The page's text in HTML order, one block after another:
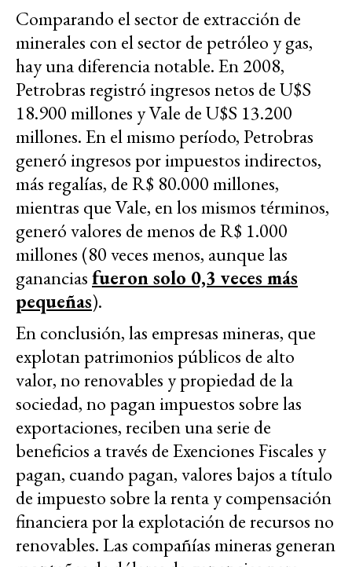
Comparando el sector de extracción de
minerales con el sector de petróleo y gas,
hay una diferencia notable. En 2008,
Petrobras registró ingresos netos de U$S
18.900 millones y Vale de U$S 13.200
millones. En el mismo período, Petrobras
generó ingresos por impuestos indirectos,
más regalías, de R$ 80.000 millones,
mientras que Vale, en los mismos términos,
generó valores de menos de R$ 1.000
millones (80 veces menos, aunque las
gananciasfueron solo 0,3 veces más
pequeñas).
En conclusión, las empresas mineras, que
explotan patrimonios públicos de alto
valor, no renovables y propiedad de la
sociedad, no pagan impuestos sobre las
exportaciones, reciben una serie de
beneficios a través de Exenciones Fiscales y
pagan, cuando pagan, valores bajos a título
de impuesto sobre la renta y compensación
financiera por la explotación de recursos no
renovables. Las compañías mineras generan